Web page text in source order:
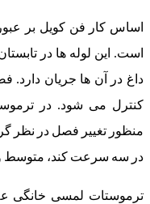
اساس کار فن کویل بر
است. این لوله ها در
داغ در آن ها جریان دارد.
کنترل می شود. در
منظور تغییر فصل در نظر
در سه سرعت کند، متوسط و
ترموستات لمسی خانگی